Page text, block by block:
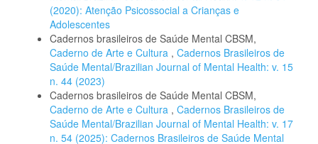
(2020): Atenção Psicossocial a Crianças e
Adolescentes
Cadernos brasileiros de Saúde Mental CBSM,
Caderno de Arte e Cultura , Cadernos Brasileiros de
Saúde Mental/Brazilian Journal of Mental Health: v. 15
n. 44 (2023)
Cadernos brasileiros de Saúde Mental CBSM,
Caderno de Arte e Cultura , Cadernos Brasileiros de
Saúde Mental/Brazilian Journal of Mental Health: v. 17
n. 54 (2025): Cadernos Brasileiros de Saúde Mental